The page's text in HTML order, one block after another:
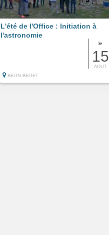
le
15
AOUT
L'été de l'Office : Initiation à
l'astronomie
BELIN-BELIET